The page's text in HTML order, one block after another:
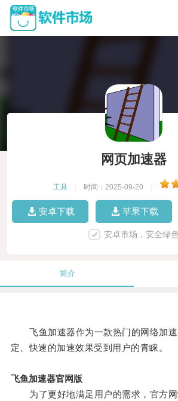
网页加速器
工具 时间：2025-09-20
安卓下载 苹果下载
安卓市场，安全绿
简介
飞鱼加速器作为一款热门的网络加速
定、快速的加速效果受到用户的青睐。
飞鱼加速器官网版
为了更好地满足用户的需求，官方网